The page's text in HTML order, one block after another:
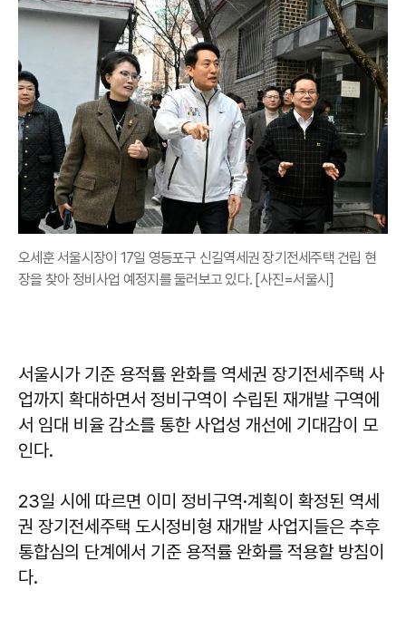
오세훈 서울시장이 17일 영등포구 신길역세권 장기전세주택 건립 현
장을 찾아 정비사업 예정지를 둘러보고 있다. [사진=서울시]
서울시가 기준 용적률 완화를 역세권 장기전세주택 사
업까지 확대하면서 정비구역이 수립된 재개발 구역에
서 임대 비율 감소를 통한 사업성 개선에 기대감이 모
인다.
23일 시에 따르면 이미 정비구역·계획이 확정된 역세
권 장기전세주택 도시정비형 재개발 사업지들은 추후
통합심의 단계에서 기준 용적률 완화를 적용할 방침이
다.